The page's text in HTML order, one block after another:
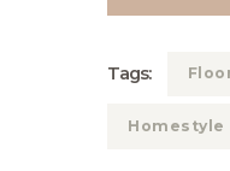
Tags:
Homestyle